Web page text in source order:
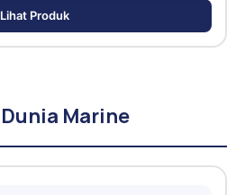
Lihat Produk
Dunia Marine